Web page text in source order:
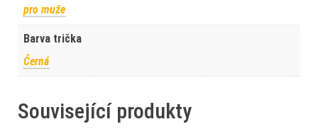
pro muže
Barva trička
Černá
Související produkty